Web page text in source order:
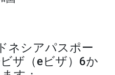
ネシアパスポー
ザ（eビザ）6か